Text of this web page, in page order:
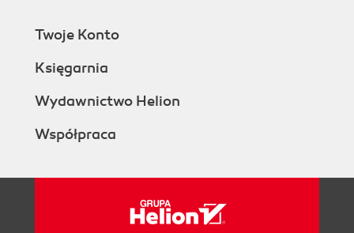
Twoje Konto
Księgarnia
Wydawnictwo Helion
Współpraca